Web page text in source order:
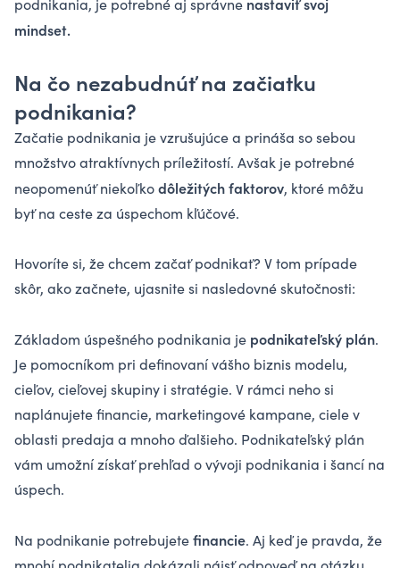
podnikania, je potrebné aj správne
mindset.
Na čo nezabudnúť na začiatku
podnikania?
Začatie podnikania je vzrušujúce a prináša so sebou
množstvo atraktívnych príležitostí. Avšak je potrebné
neopomenúť niekoľkodôležitých faktorov, ktoré môžu
byť na ceste za úspechom kľúčové.
Hovoríte si, že chcem začať podnikať? V tom prípade
skôr, ako začnete, ujasnite si nasledovné skutočnosti:
Základom úspešného podnikania je podnikateľský plán.
Je pomocníkom pri definovaní vášho biznis modelu,
cieľov, cieľovej skupiny i stratégie. V rámci neho si
naplánujete financie, marketingové kampane, ciele v
oblasti predaja a mnoho ďalšieho. Podnikateľský plán
vám umožní získať prehľad o vývoji podnikania i šancí na
úspech.
Na podnikanie potrebujetefinancie. Aj keď je pravda, že